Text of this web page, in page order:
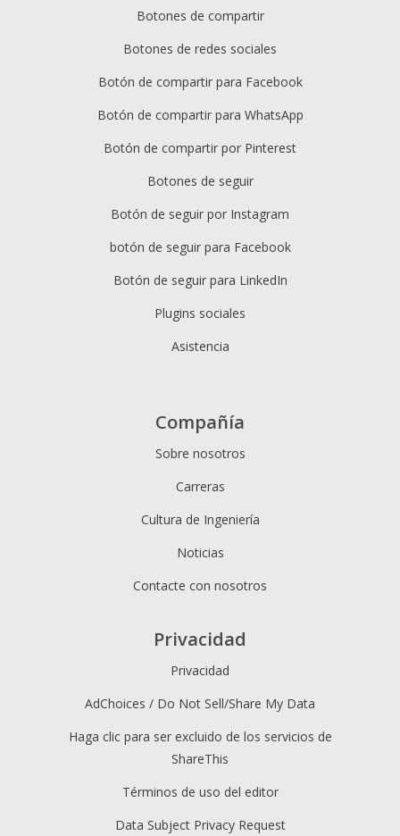
Botones de compartir
Botones de redes sociales
Botón de compartir para Facebook
Botón de compartir para WhatsApp
Botón de compartir por Pinterest
Botones de seguir
Botón de seguir por Instagram
botón de seguir para Facebook
Botón de seguir para LinkedIn
Plugins sociales
Asistencia
Compañía
Sobre nosotros
Carreras
Cultura de Ingeniería
Noticias
Contacte con nosotros
Privacidad
Privacidad
AdChoices / Do Not Sell/Share My Data
Haga clic para ser excluido de los servicios de
ShareThis
Términos de uso del editor
Data Subject Privacy Request